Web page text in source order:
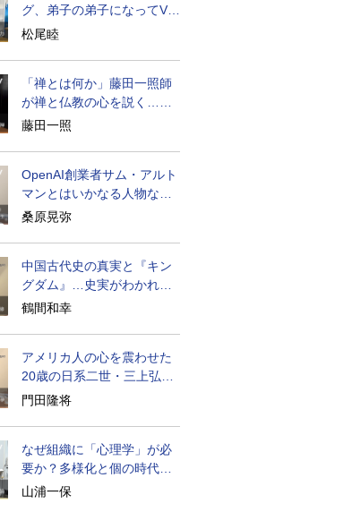
グ、弟子の弟子になってV字
成長
松尾睦
「禅とは何か」藤田一照師
が禅と仏教の心を説く…自
発性を重んじる
藤田一照
OpenAI創業者サム・アルト
マンとはいかなる人物なの
か
桑原晃弥
中国古代史の真実と『キン
グダム』…史実がわかれば
物語はもっと面白い
鶴間和幸
アメリカ人の心を震わせた
20歳の日系二世・三上弘文
の翻訳
門田隆将
なぜ組織に「心理学」が必
要か？多様化と個の時代の
処方箋
山浦一保